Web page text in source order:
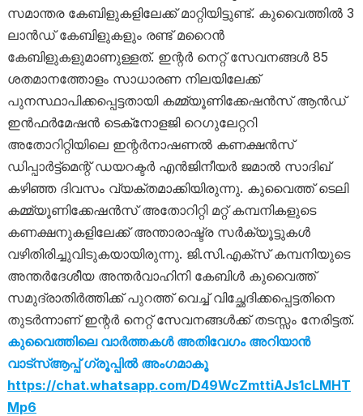
സമാന്തര കേബിളുകളിലേക്ക് മാറ്റിയിട്ടുണ്ട്. കുവൈത്തിൽ 3
ലാൻഡ് കേബിളുകളും രണ്ട് മറൈൻ
കേബിളുകളുമാണുള്ളത്. ഇന്റർ നെറ്റ്‌ സേവനങ്ങൾ 85
ശതമാനത്തോളം സാധാരണ നിലയിലേക്ക്‌
പുനസ്ഥാപിക്കപ്പെട്ടതായി കമ്മ്യൂണിക്കേഷൻസ് ആൻഡ്
ഇൻഫർമേഷൻ ടെക്‌നോളജി റെഗുലേറ്ററി
അതോറിറ്റിയിലെ ഇന്റർനാഷണൽ കണക്ഷൻസ്
ഡിപ്പാർട്ട്‌മെന്റ് ഡയറക്ടർ എൻജിനീയർ ജമാൽ സാദിഖ്
കഴിഞ്ഞ ദിവസം വ്യക്തമാക്കിയിരുന്നു. കുവൈത്ത്‌ ടെലി
കമ്മ്യൂണിക്കേഷൻസ് അതോറിറ്റി മറ്റ് കമ്പനികളുടെ
കണക്ഷനുകളിലേക്ക്‌ അന്താരാഷ്ട്ര സർക്യൂട്ടുകൾ
വഴിതിരിച്ചുവിടുകയായിരുന്നു. ജി.സി.എക്‌സ് കമ്പനിയുടെ
അന്തർദേശീയ അന്തർവാഹിനി കേബിൾ കുവൈത്ത്‌
സമുദ്രാതിർത്തിക്ക്‌ പുറത്ത് വെച്ച്‌ വിച്ഛേദിക്കപ്പെട്ടതിനെ
തുടർന്നാണ് ഇന്റർ നെറ്റ് സേവനങ്ങൾക്ക് തടസ്സം നേരിട്ടത്.
കുവൈത്തിലെ വാർത്തകൾ അതിവേഗം അറിയാൻ
വാട്സ്ആപ്പ് ഗ്രൂപ്പിൽ അംഗമാകൂ
https://chat.whatsapp.com/D49WcZmttiAJs1cLMHT
Mp6